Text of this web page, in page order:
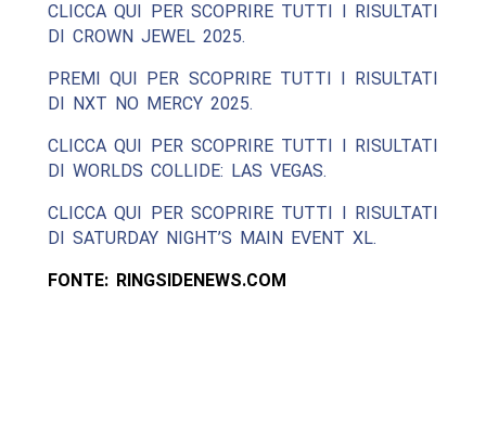
CLICCA QUI PER SCOPRIRE TUTTI I RISULTATI
DI CROWN JEWEL 2025.
PREMI QUI PER SCOPRIRE TUTTI I RISULTATI
DI NXT NO MERCY 2025.
CLICCA QUI PER SCOPRIRE TUTTI I RISULTATI
DI WORLDS COLLIDE: LAS VEGAS.
CLICCA QUI PER SCOPRIRE TUTTI I RISULTATI
DI SATURDAY NIGHT’S MAIN EVENT XL.
FONTE: RINGSIDENEWS.COM